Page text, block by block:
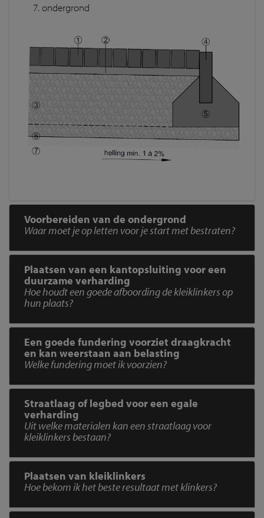
ondergrond
Voorbereiden van de ondergrond
Waar moet je op letten voor je start met bestraten?
Plaatsen van een kantopsluiting voor een
duurzame verharding
Hoe houdt een goede afboording de kleiklinkers op
hun plaats?
Een goede fundering voorziet draagkracht
en kan weerstaan aan belasting
Welke fundering moet ik voorzien?
Straatlaag of legbed voor een egale
verharding
Uit welke materialen kan een straatlaag voor
kleiklinkers bestaan?
Plaatsen van kleiklinkers
Hoe bekom ik het beste resultaat met klinkers?